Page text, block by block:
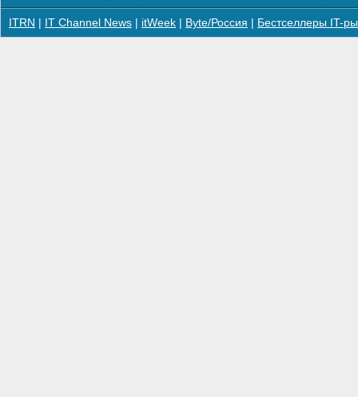
ITRN IT Channel News itWeek Byte/Россия Бестселлеры IT-